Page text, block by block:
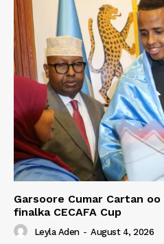
Garsoore Cumar Cartan
finalka CECAFA Cup
Leyla Aden - August 4, 2026